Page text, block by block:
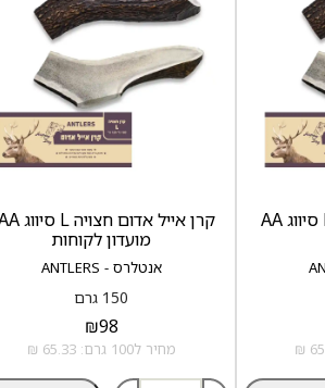
אנטלרס - ANTLERS
מועדון לקוחות
150 גרם
₪98
מחיר ל100 גרם: 65.33 ₪